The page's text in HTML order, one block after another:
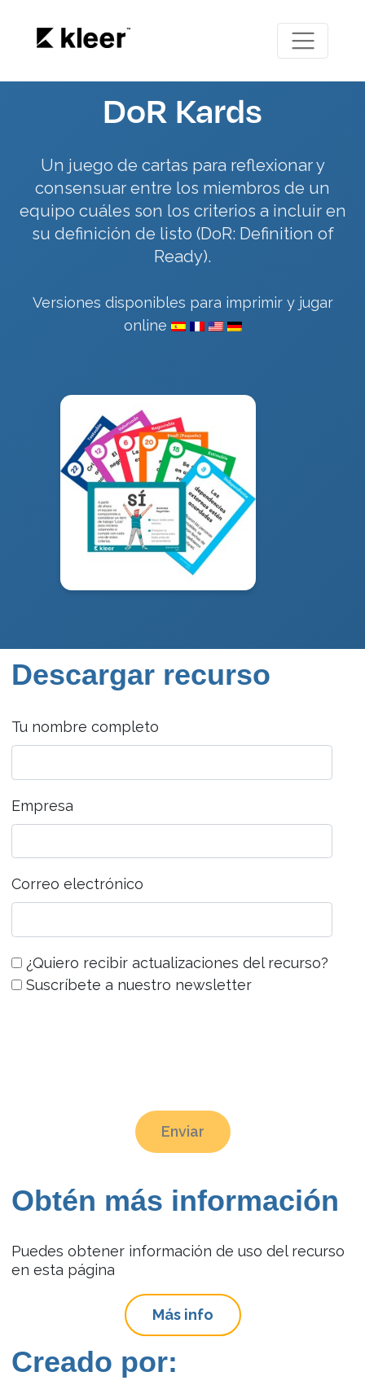
DoR Kards
Un juego de cartas para reflexionar y
consensuar entre los miembros de un
equipo cuáles son los criterios a incluir en
su definición de listo (DoR: Definition of
Ready).
Versiones disponibles para imprimir y jugar
online
Descargar recurso
Tu nombre completo
Empresa
Correo electrónico
¿Quiero recibir actualizaciones del recurso?
Suscríbete a nuestro newsletter
Enviar
Obtén más información
Puedes obtener información de uso del recurso
en esta página
Más info
Creado por: